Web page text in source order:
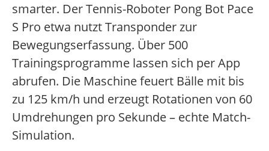
smarter. Der Tennis-Roboter Pong Bot Pace
S Pro etwa nutzt Transponder zur
Bewegungserfassung. Über 500
Trainingsprogramme lassen sich per App
abrufen. Die Maschine feuert Bälle mit bis
zu 125 km/h und erzeugt Rotationen von 60
Umdrehungen pro Sekunde – echte Match-
Simulation.